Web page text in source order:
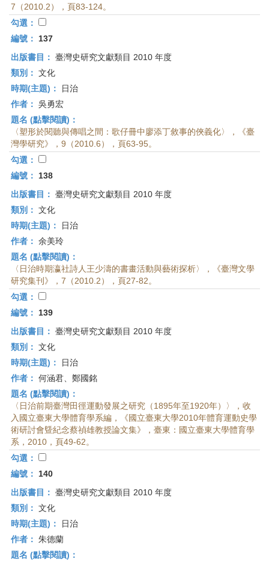
7（2010.2），頁83-124。
勾選：
編號：
137
出版書目： 臺灣史研究文獻類目 2010 年度
類別： 文化
時期(主題)：
日治
作者： 吳勇宏
題名 (點擊閱讀)：
〈塑形於閱聽與傳唱之間：歌仔冊中廖添丁敘事的俠義化〉，《臺
灣學研究》，9（2010.6），頁63-95。
勾選：
編號：
138
出版書目： 臺灣史研究文獻類目 2010 年度
類別： 文化
時期(主題)：
日治
作者： 余美玲
題名 (點擊閱讀)：
〈日治時期瀛社詩人王少濤的書畫活動與藝術探析〉，《臺灣文學
研究集刊》，7（2010.2），頁27-82。
勾選：
編號：
139
出版書目： 臺灣史研究文獻類目 2010 年度
類別： 文化
時期(主題)：
日治
作者： 何涵君、鄭國銘
題名 (點擊閱讀)：
〈日治前期臺灣田徑運動發展之研究（1895年至1920年）〉，收
入國立臺東大學體育學系編，《國立臺東大學2010年體育運動史學
術研討會曁紀念蔡禎雄教授論文集》，臺東：國立臺東大學體育學
系，2010，頁49-62。
勾選：
編號：
140
出版書目： 臺灣史研究文獻類目 2010 年度
類別： 文化
時期(主題)：
日治
作者： 朱德蘭
題名 (點擊閱讀)：